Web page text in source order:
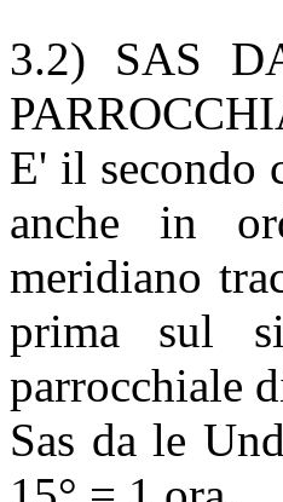
3.2) SAS
E' il secondo
anche in
meridiano
prima sul
parrocchiale
Sas da le